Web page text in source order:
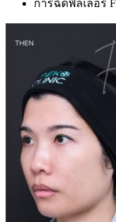
การฉีดฟิลเลอร์